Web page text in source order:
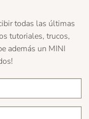
todas las últimas
tutoriales, trucos,
además un MINI